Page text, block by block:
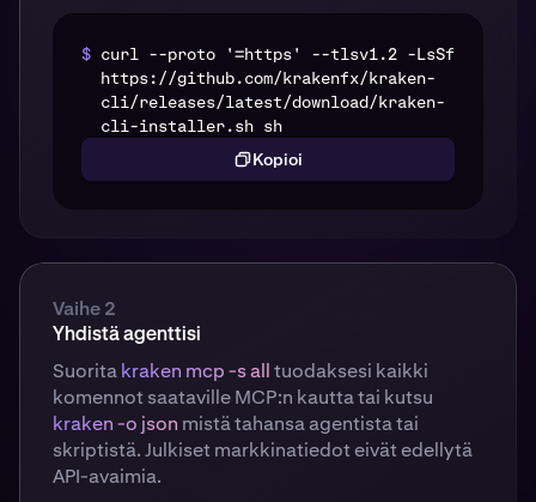
$ curl --proto '=https' --tlsv1.2 -LsSf
https://github.com/krakenfx/kraken-
cli/releases/latest/download/kraken-
cli-installer.sh sh
Kopioi
Vaihe 2
Yhdistä agenttisi
Suoritakraken mcp -s alltuodaksesi kaikki
komennot saataville MCP:n kautta tai kutsu
kraken-o json mistä tahansa agentista tai
skriptistä. Julkiset markkinatiedot eivät edellytä
API-avaimia.